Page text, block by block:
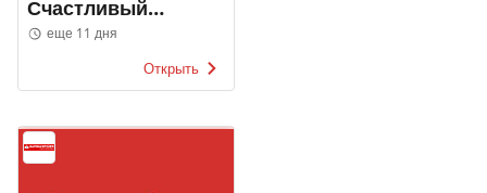
Счастливый
Взгляд
еще 11 дня
Открыть